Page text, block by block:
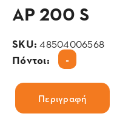
AP 200 S
SKU:48504006568
Πόντοι: -
Περιγραφή